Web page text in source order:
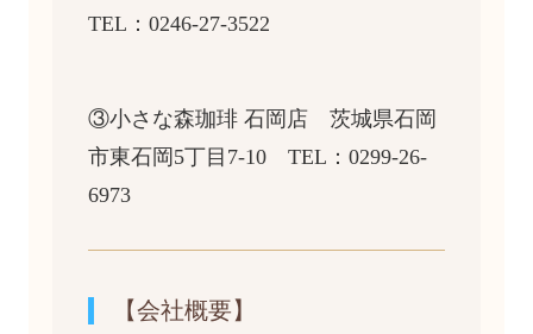
TEL：0246-27-3522
③小さな森珈琲 石岡店 茨城県石岡
市東石岡5丁目7-10 TEL：0299-26-
6973
【会社概要】